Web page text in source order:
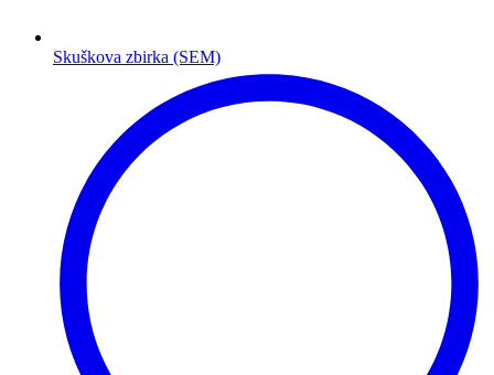
Skuškova zbirka (SEM)